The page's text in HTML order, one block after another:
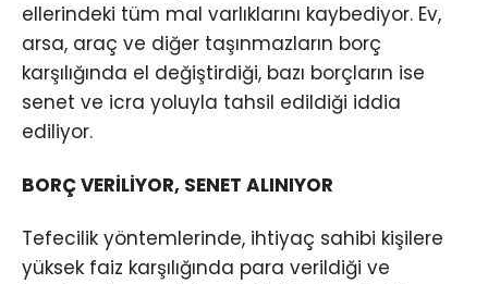
ellerindeki tüm mal varlıklarını kaybediyor. Ev,
arsa, araç ve diğer taşınmazların borç
karşılığında el değiştirdiği, bazı borçların ise
senet ve icra yoluyla tahsil edildiği iddia
ediliyor.
BORÇ VERİLİYOR, SENET ALINIYOR
Tefecilik yöntemlerinde, ihtiyaç sahibi kişilere
yüksek faiz karşılığında para verildiği ve